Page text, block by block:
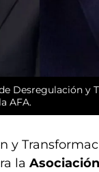
Desregulación y
AFA.
y
la